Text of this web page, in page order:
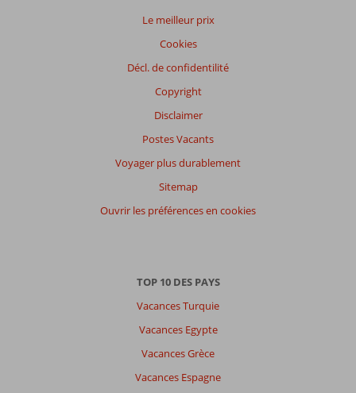
Le meilleur prix
Cookies
Décl. de confidentilité
Copyright
Disclaimer
Postes Vacants
Voyager plus durablement
Sitemap
Ouvrir les préférences en cookies
TOP 10 DES PAYS
Vacances Turquie
Vacances Egypte
Vacances Grèce
Vacances Espagne